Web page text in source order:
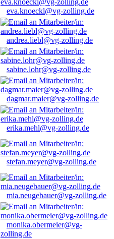
eva.knoeckl@vg-zolling.de
andrea.liebl@vg-zolling.de
sabine.lohr@vg-zolling.de
dagmar.maier@vg-zolling.de
erika.mehl@vg-zolling.de
stefan.meyer@vg-zolling.de
mia.neugebauer@vg-zolling.de
monika.obermeier@vg-
zolling.de